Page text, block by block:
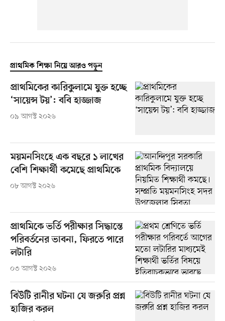
প্রাথমিক শিক্ষা নিয়ে আরও পড়ুন
প্রাথমিকের কারিকুলামে যুক্ত হচ্ছে
‘সায়েন্স টয়’: ববি হাজ্জাজ
০৯ আগস্ট ২০২৬
ময়মনসিংহে এক বছরে ১ লাখের
বেশি শিক্ষার্থী কমেছে প্রাথমিকে
০৮ আগস্ট ২০২৬
প্রাথমিকে ভর্তি পরীক্ষার সিদ্ধান্তে
পরিবর্তনের ভাবনা, ফিরতে পারে
লটারি
০৩ আগস্ট ২০২৬
বিউটি রানীর ঘটনা যে জরুরি প্রশ্ন
হাজির করল